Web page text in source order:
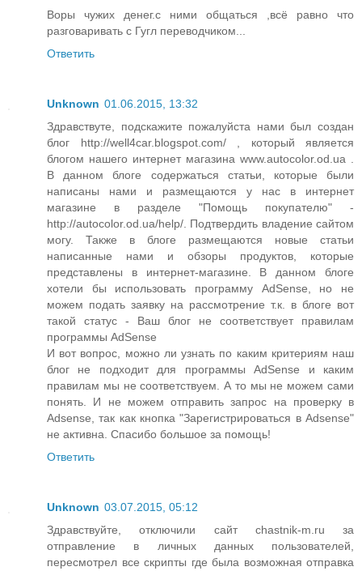
Воры чужих денег.с ними общаться ,всё равно что
разговаривать с Гугл переводчиком...
Ответить
Unknown 01.06.2015, 13:32
Здравствуте, подскажите пожалуйста нами был создан
блог http://well4car.blogspot.com/ , который является
блогом нашего интернет магазина www.autocolor.od.ua .
В данном блоге содержаться статьи, которые были
написаны нами и размещаются у нас в интернет
магазине в разделе "Помощь покупателю" -
http://autocolor.od.ua/help/. Подтвердить владение сайтом
могу. Также в блоге размещаются новые статьи
написанные нами и обзоры продуктов, которые
представлены в интернет-магазине. В данном блоге
хотели бы использовать программу AdSense, но не
можем подать заявку на рассмотрение т.к. в блоге вот
такой статус - Ваш блог не соответствует правилам
программы AdSense
И вот вопрос, можно ли узнать по каким критериям наш
блог не подходит для программы AdSense и каким
правилам мы не соответствуем. А то мы не можем сами
понять. И не можем отправить запрос на проверку в
Adsense, так как кнопка "Зарегистрироваться в Adsense"
не активна. Спасибо большое за помощь!
Ответить
Unknown 03.07.2015, 05:12
Здравствуйте, отключили сайт chastnik-m.ru за
отправление в личных данных пользователей,
пересмотрел все скрипты где была возможная отправка